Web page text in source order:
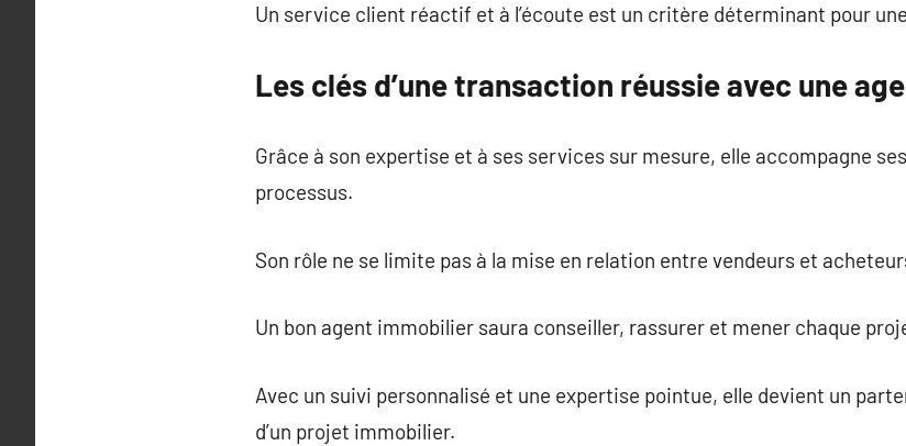
Un service client réactif et à l’écoute est un critère déterminant pour
Les clés d’une transaction réussie avec une
Grâce à son expertise et à ses services sur mesure, elle accompagne
processus.
Son rôle ne se limite pas à la mise en relation entre vendeurs et
Un bon agent immobilier saura conseiller, rassurer et mener chaque
Avec un suivi personnalisé et une expertise pointue, elle devient un
d’un projet immobilier.